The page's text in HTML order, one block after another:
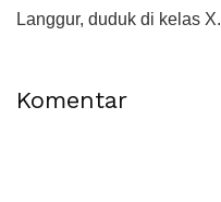
Langgur, duduk di kelas X.
Komentar